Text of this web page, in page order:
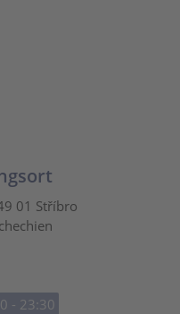
01 Stříbro
- 23:30